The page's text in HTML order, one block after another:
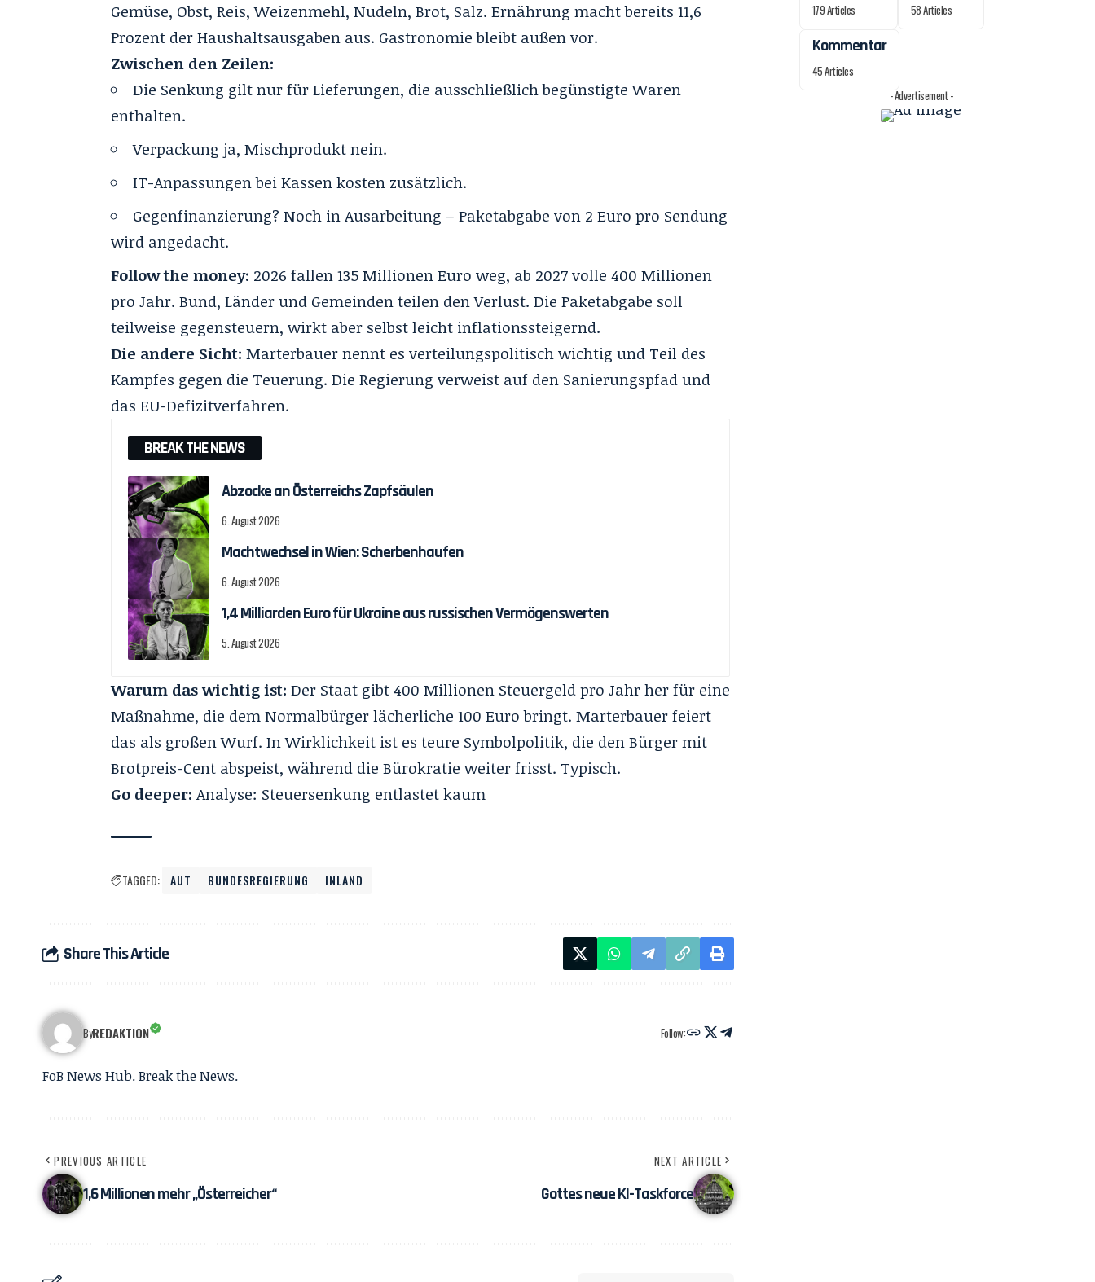
Gemüse, Obst, Reis, Weizenmehl, Nudeln, Brot, Salz. Ernährung macht bereits 11,6
Prozent der Haushaltsausgaben aus. Gastronomie bleibt außen vor.
Zwischen den Zeilen:
Die Senkung gilt nur für Lieferungen, die ausschließlich begünstigte Waren
enthalten.
Verpackung ja, Mischprodukt nein.
IT-Anpassungen bei Kassen kosten zusätzlich.
Gegenfinanzierung? Noch in Ausarbeitung – Paketabgabe von 2 Euro pro Sendung
wird angedacht.
Follow the money: 2026 fallen 135 Millionen Euro weg, ab 2027 volle 400 Millionen
pro Jahr. Bund, Länder und Gemeinden teilen den Verlust. Die Paketabgabe soll
teilweise gegensteuern, wirkt aber selbst leicht inflationssteigernd.
Die andere Sicht: Marterbauer nennt es verteilungspolitisch wichtig und Teil des
Kampfes gegen die Teuerung. Die Regierung verweist auf den Sanierungspfad und
das EU-Defizitverfahren.
BREAK THE NEWS
Abzocke an Österreichs Zapfsäulen
6. August 2026
Machtwechsel in Wien: Scherbenhaufen
6. August 2026
1,4 Milliarden Euro für Ukraine aus russischen Vermögenswerten
5. August 2026
Warum das wichtig ist: Der Staat gibt 400 Millionen Steuergeld pro Jahr her für eine
Maßnahme, die dem Normalbürgerlächerliche 100 Euro bringt. Marterbauer feiert
das als großen Wurf. In Wirklichkeit ist es teure Symbolpolitik, die den Bürger mit
Brotpreis-Cent abspeist, während die Bürokratie weiter frisst. Typisch.
Go deeper:Analyse: Steuersenkung entlastet kaum
TAGGED: AUT BUNDESREGIERUNG INLAND
Share This Article
ByREDAKTION Follow:
FoB News Hub. Break the News.
PREVIOUS ARTICLE
1,6 Millionen mehr „Österreicher“
NEXT ARTICLE
Gottes neue KI-Taskforce
179 Articles 58 Articles
Kommentar
45 Articles
- Advertisement -